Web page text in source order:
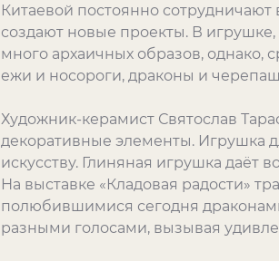
Китаевой постоянно
создают новые проекты. В
много архаичных образов, однако,
ежи и носороги, драконы и
Художник-керамист Святослав
декоративные элементы. Игрушка
искусству. Глиняная игрушка даёт
На выставке «Кладовая радости»
полюбившимися сегодня
разными голосами, вызывая